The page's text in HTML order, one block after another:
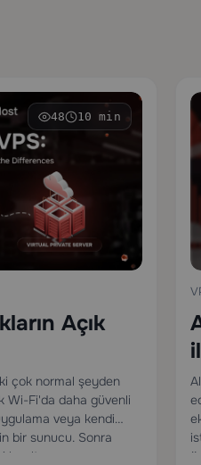
48 10 min
Açık
çok normal şeyden
Wi-Fi'da daha güvenli
veya kendi
bir sunucu. Sonra
sunuyor —…